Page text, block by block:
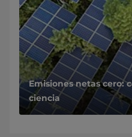
Emisiones netas cero:
ciencia